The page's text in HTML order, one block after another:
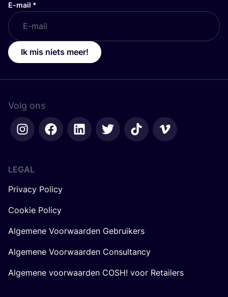
E-mail *
Ik mis niets meer!
Volg ons
LEGAL
Privacy Policy
Cookie Policy
Algemene Voorwaarden Gebruikers
Algemene Voorwaarden Consultancy
Algemene voorwaarden COSH! voor Retailers